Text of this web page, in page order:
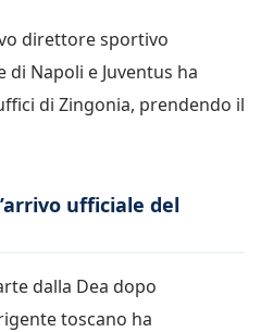
direttore sportivo
di Napoli e Juventus ha
di Zingonia, prendendo il
ufficiale del
dalla Dea dopo
toscano ha